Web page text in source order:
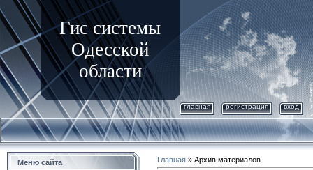
Гис системы
Одесской
области
главная регистрация вход
Меню сайта Главная » Архив материалов